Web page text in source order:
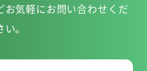
お気軽にお問い合わせくだ
い。